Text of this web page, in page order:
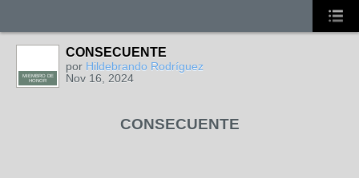
MIEMBRO DE
HONOR
CONSECUENTE
por Hildebrando Rodríguez
Nov 16, 2024
CONSECUENTE